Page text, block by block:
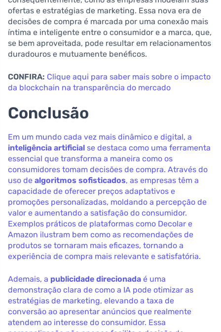
ofertas e estratégias de marketing. Essa nova era de
decisões de compra é marcada por uma conexão mais
íntima e inteligente entre o consumidor e a marca, que,
se bem aproveitada, pode resultar em relacionamentos
duradouros e mutuamente benéficos.
CONFIRA: Clique aqui para saber mais sobre o impacto
da blockchain na transparência do mercado
Conclusão
Em um mundo cada vez mais dinâmico e digital, a
inteligência artificial se destaca como uma ferramenta
essencial que transforma a maneira como os
consumidores tomam decisões de compra. Através do
uso de algoritmos sofisticados, as empresas têm a
capacidade de oferecer preços adaptativos e
promoções personalizadas, moldando a percepção de
valor e aumentando a satisfação do consumidor.
Exemplos práticos de plataformas como Decolar e
Amazon ilustram bem como as recomendações de
produtos se tornaram mais eficazes, tornando a
experiência de compra mais relevante e satisfatória.
Ademais, a publicidade direcionada é uma
demonstração clara de como a IA pode otimizar as
estratégias de marketing, elevando a taxa de
conversão ao apresentar anúncios que realmente
atendem ao interesse do consumidor. Essa